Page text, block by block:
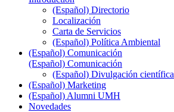
(Español) Directorio
Localización
Carta de Servicios
(Español) Política Ambiental
(Español) Comunicación
(Español) Comunicación
(Español) Divulgación científica
(Español) Marketing
(Español) Alumni UMH
Novedades